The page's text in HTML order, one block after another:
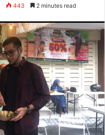
443 2 minutes read